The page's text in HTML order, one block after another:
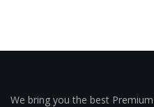
We bring you the best